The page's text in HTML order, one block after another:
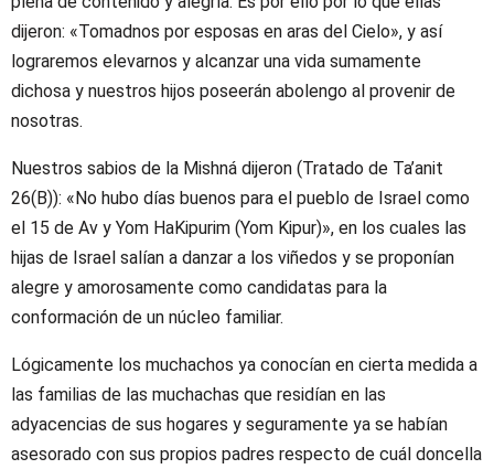
dijeron: «Tomadnos por esposas en aras del Cielo», y así
lograremos elevarnos y alcanzar una vida sumamente
dichosa y nuestros hijos poseerán abolengo al provenir de
nosotras.
Nuestros sabios de la Mishná dijeron (Tratado de Ta’anit
26(B)): «No hubo días buenos para el pueblo de Israel como
el 15 de Av y Yom HaKipurim (Yom Kipur)», en los cuales las
hijas de Israel salían a danzar a los viñedos y se proponían
alegre y amorosamente como candidatas para la
conformación de un núcleo familiar.
Lógicamente los muchachos ya conocían en cierta medida a
las familias de las muchachas que residían en las
adyacencias de sus hogares y seguramente ya se habían
asesorado con sus propios padres respecto de cuál doncella